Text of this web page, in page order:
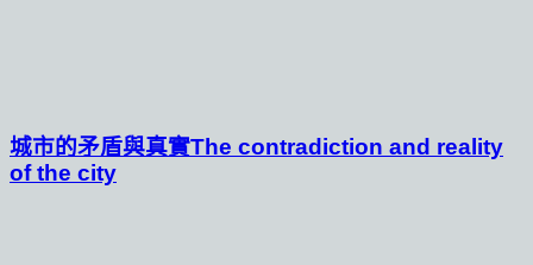
城市的矛盾與真實The contradiction and reality
of the city